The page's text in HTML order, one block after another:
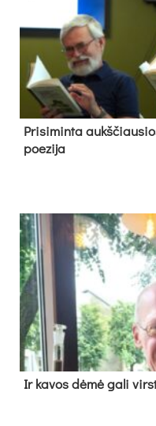
Pri­si­min­ta
poe­zi­ja
Ir ka­vos dė­mė ga­li